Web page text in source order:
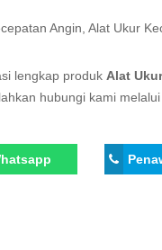
Angin Alat Ukur
lengkap produk Alat Ukur
hubungi kami